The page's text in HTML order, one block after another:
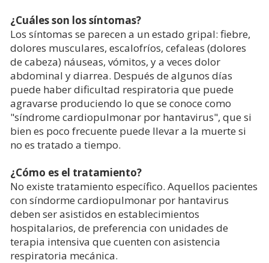
¿Cuáles son los síntomas?
Los síntomas se parecen a un estado gripal: fiebre,
dolores musculares, escalofríos, cefaleas (dolores
de cabeza) náuseas, vómitos, y a veces dolor
abdominal y diarrea. Después de algunos días
puede haber dificultad respiratoria que puede
agravarse produciendo lo que se conoce como
"síndrome cardiopulmonar por hantavirus", que si
bien es poco frecuente puede llevar a la muerte si
no es tratado a tiempo.
¿Cómo es el tratamiento?
No existe tratamiento específico. Aquellos pacientes
con síndorme cardiopulmonar por hantavirus
deben ser asistidos en establecimientos
hospitalarios, de preferencia con unidades de
terapia intensiva que cuenten con asistencia
respiratoria mecánica.